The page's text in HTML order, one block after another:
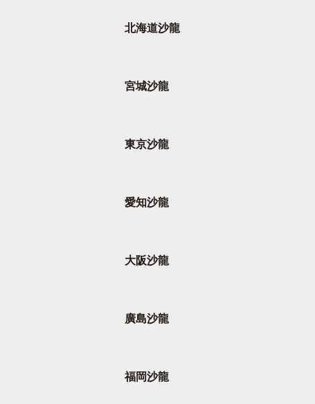
北海道沙龍
宮城沙龍
東京沙龍
愛知沙龍
大阪沙龍
廣島沙龍
福岡沙龍